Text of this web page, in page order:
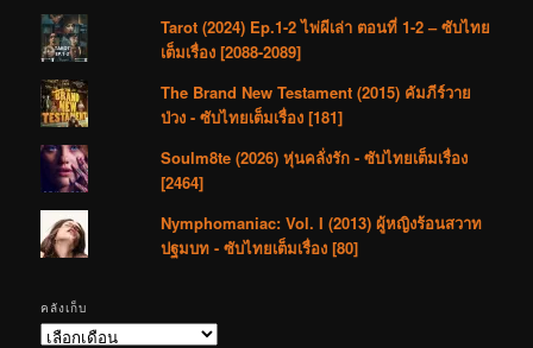
Tarot (2024) Ep.1-2 ไพ่ผีเล่า ตอนที่ 1-2 – ซับไทย
เต็มเรื่อง [2088-2089]
The Brand New Testament (2015) คัมภีร์วาย
ป่วง - ซับไทยเต็มเรื่อง [181]
Soulm8te (2026) หุ่นคลั่งรัก - ซับไทยเต็มเรื่อง
[2464]
Nymphomaniac: Vol. I (2013) ผู้หญิงร้อนสวาท
ปฐมบท - ซับไทยเต็มเรื่อง [80]
คลังเก็บ
คลัง